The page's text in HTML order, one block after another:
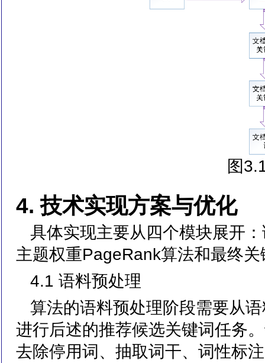
图
4. 技术实现方案与优化
具体实现主要从四个模块展开
主题权重PageRank算法和最终
4.1 语料预处理
算法的语料预处理阶段需要从
进行后述的推荐候选关键词任务
去除停用词、抽取词干、词性标